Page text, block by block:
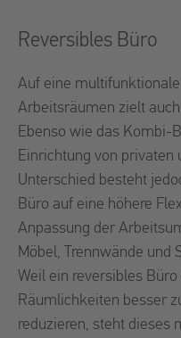
Reversibles Büro
Auf eine
Arbeitsräumen zielt
Ebenso wie das Kombi-
Einrichtung von privaten
Unterschied besteht
Büro auf eine höhere
Anpassung der
Möbel, Trennwände und
Weil ein reversibles
Räumlichkeiten besser
reduzieren, steht dieses